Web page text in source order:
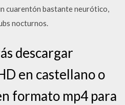
cuarentón bastante neurótico,
nocturnos.
descargar
en castellano o
formato mp4 para